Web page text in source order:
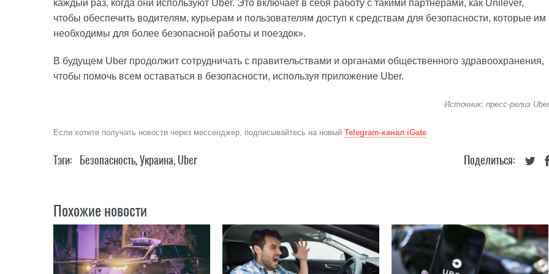
каждый раз, когда они используют Uber. Это включает в себя работу с такими партнерами, как Unilever,
чтобы обеспечить водителям, курьерам и пользователям доступ к средствам для безопасности, которые им
необходимы для более безопасной работы и поездок».
В будущем Uber продолжит сотрудничать с правительствами и органами общественного здравоохранения,
чтобы помочь всем оставаться в безопасности, используя приложение Uber.
Источник: пресс-релиз Uber
Если хотите получать новости через мессенджер, подписывайтесь на новый Telegram-канал iGate
Поделиться:
Тэги: Безопасность,Украина, Uber
Похожие новости